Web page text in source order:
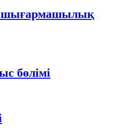
шығармашылық
бөлімі